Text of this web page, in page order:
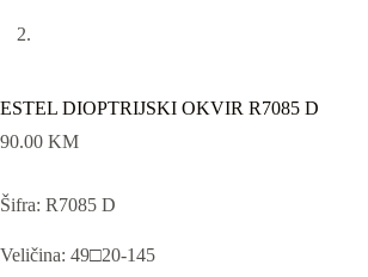
ESTEL DIOPTRIJSKI OKVIR R7085 D
90.00 KM
Šifra: R7085 D
Veličina: 49□20-145